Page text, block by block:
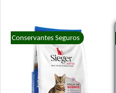
Conservantes Seguros